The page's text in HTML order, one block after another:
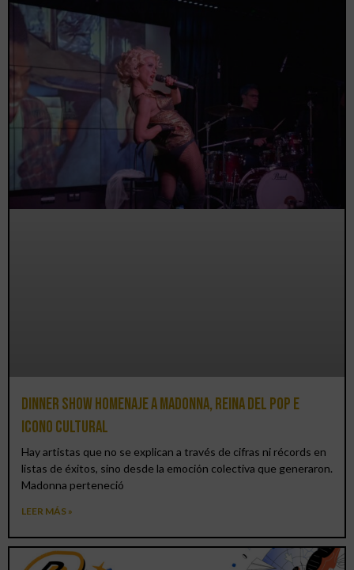
Dinner Show homenaje a Madonna, reina del pop e
icono cultural
Hay artistas que no se explican a través de cifras ni récords en
listas de éxitos, sino desde la emoción colectiva que generaron.
Madonna perteneció
LEER MÁS »